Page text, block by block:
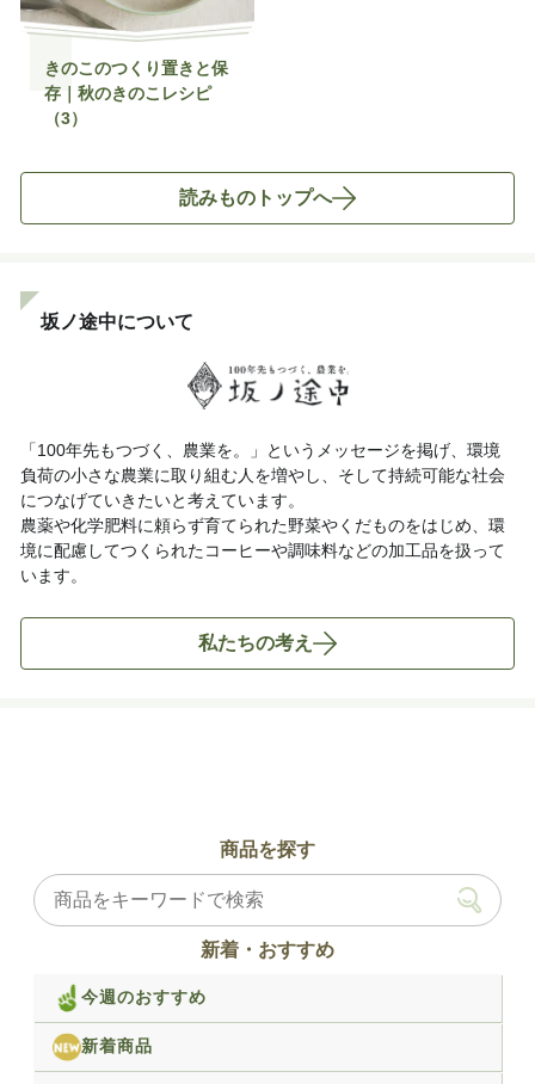
きのこのつくり置きと保
存｜秋のきのこレシピ
（3）
読みものトップへ
坂ノ途中について
「100年先もつづく、農業を。」というメッセージを掲げ、環境
負荷の小さな農業に取り組む人を増やし、そして持続可能な社会
につなげていきたいと考えています。
農薬や化学肥料に頼らず育てられた野菜やくだものをはじめ、環
境に配慮してつくられたコーヒーや調味料などの加工品を扱って
います。
私たちの考え
商品を探す
新着・おすすめ
今週のおすすめ
新着商品